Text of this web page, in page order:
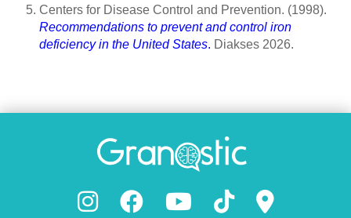
Centers for Disease Control and Prevention. (1998).
Recommendations to prevent and control iron
deficiency in the United States. Diakses 2026.